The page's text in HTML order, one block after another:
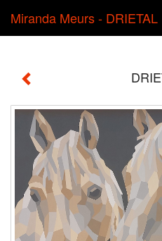
Miranda Meurs - DRIETAL